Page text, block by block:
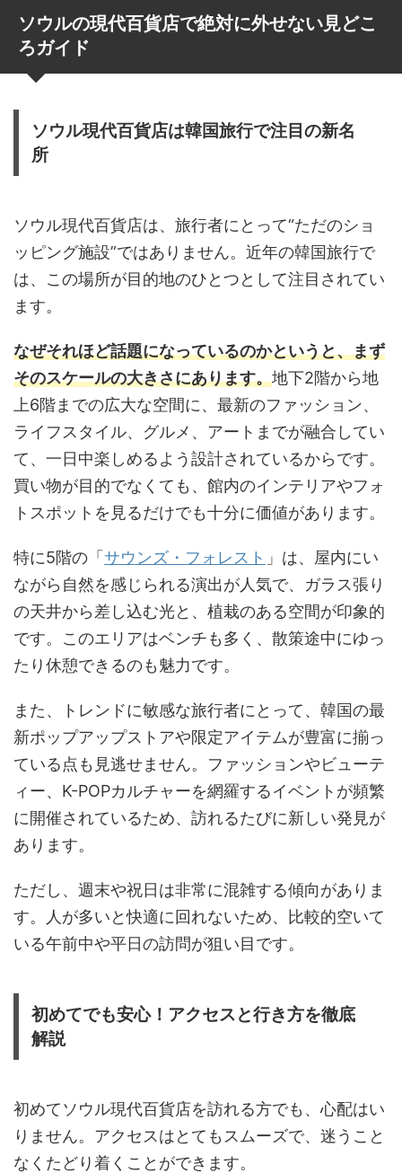
ソウルの現代百貨店で絶対に外せない見どこ
ろガイド
ソウル現代百貨店は韓国旅行で注目の新名
所
ソウル現代百貨店は、旅行者にとって“ただのショ
ッピング施設”ではありません。近年の韓国旅行で
は、この場所が目的地のひとつとして注目されてい
ます。
なぜそれほど話題になっているのかというと、まず
そのスケールの大きさにあります。地下2階から地
上6階までの広大な空間に、最新のファッション、
ライフスタイル、グルメ、アートまでが融合してい
て、一日中楽しめるよう設計されているからです。
買い物が目的でなくても、館内のインテリアやフォ
トスポットを見るだけでも十分に価値があります。
特に5階の「サウンズ・フォレスト 」は、屋内にい
ながら自然を感じられる演出が人気で、ガラス張り
の天井から差し込む光と、植栽のある空間が印象的
です。このエリアはベンチも多く、散策途中にゆっ
たり休憩できるのも魅力です。
また、トレンドに敏感な旅行者にとって、韓国の最
新ポップアップストアや限定アイテムが豊富に揃っ
ている点も見逃せません。ファッションやビューテ
ィー、K-POPカルチャーを網羅するイベントが頻繁
に開催されているため、訪れるたびに新しい発見が
あります。
ただし、週末や祝日は非常に混雑する傾向がありま
す。人が多いと快適に回れないため、比較的空いて
いる午前中や平日の訪問が狙い目です。
初めてでも安心！アクセスと行き方を徹底
解説
初めてソウル現代百貨店を訪れる方でも、心配はい
りません。アクセスはとてもスムーズで、迷うこと
なくたどり着くことができます。